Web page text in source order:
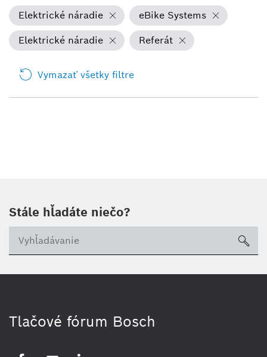
Elektrické náradie
eBike Systems
Elektrické náradie
Referát
Vymazať všetky filtre
Stále hľadáte niečo?
Tlačové fórum Bosch